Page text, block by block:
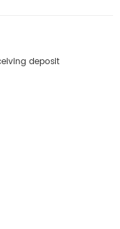
deposit